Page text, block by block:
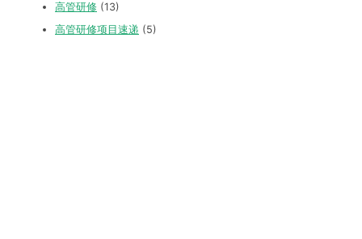
高管研修 (13)
高管研修项目速递 (5)